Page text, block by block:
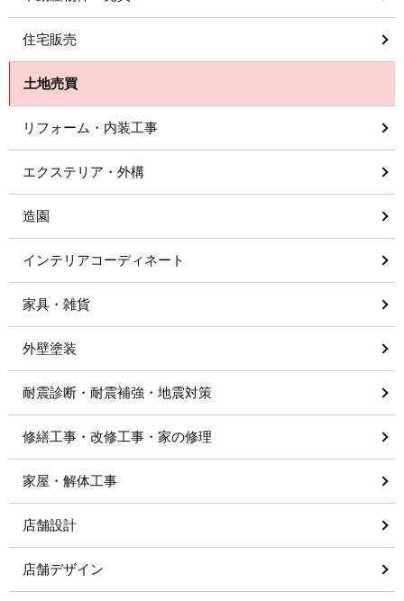
住宅販売
土地売買
リフォーム・内装工事
エクステリア・外構
造園
インテリアコーディネート
家具・雑貨
外壁塗装
耐震診断・耐震補強・地震対策
修繕工事・改修工事・家の修理
家屋・解体工事
店舗設計
店舗デザイン